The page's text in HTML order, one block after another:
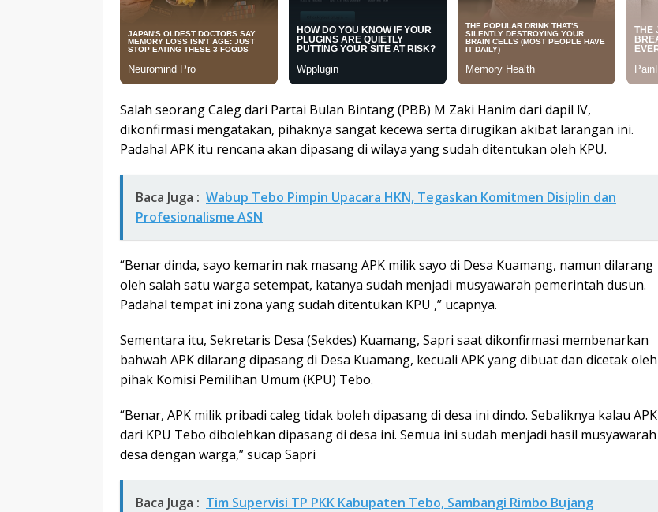
Salah seorang Caleg dari Partai Bulan Bintang (PBB) M Zaki Hanim dari dapil lV,
dikonfirmasi mengatakan, pihaknya sangat kecewa serta dirugikan akibat larangan ini.
Padahal APK itu rencana akan dipasang di wilaya yang sudah ditentukan oleh KPU.
Baca Juga : Wabup Tebo Pimpin Upacara HKN, Tegaskan Komitmen Disiplin dan
Profesionalisme ASN
“Benar dinda, sayo kemarin nak masang APK milik sayo di Desa Kuamang, namun dilarang
oleh salah satu warga setempat, katanya sudah menjadi musyawarah pemerintah dusun.
Padahal tempat ini zona yang sudah ditentukan KPU ,” ucapnya.
Sementara itu, Sekretaris Desa (Sekdes) Kuamang, Sapri saat dikonfirmasi membenarkan
bahwah APK dilarang dipasang di Desa Kuamang, kecuali APK yang dibuat dan dicetak oleh
pihak Komisi Pemilihan Umum (KPU) Tebo.
“Benar, APK milik pribadi caleg tidak boleh dipasang di desa ini dindo. Sebaliknya kalau APK
dari KPU Tebo dibolehkan dipasang di desa ini. Semua ini sudah menjadi hasil musyawarah
desa dengan warga,” sucap Sapri
Baca Juga : Tim Supervisi TP PKK Kabupaten Tebo, Sambangi Rimbo Bujang